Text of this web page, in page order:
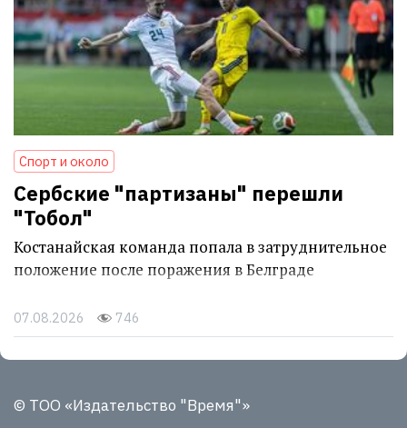
Спорт и около
Сербские "партизаны" перешли
"Тобол"
Костанайская команда попала в затруднительное
положение после поражения в Белграде
07.08.2026 746
© ТОО «Издательство "Время"»